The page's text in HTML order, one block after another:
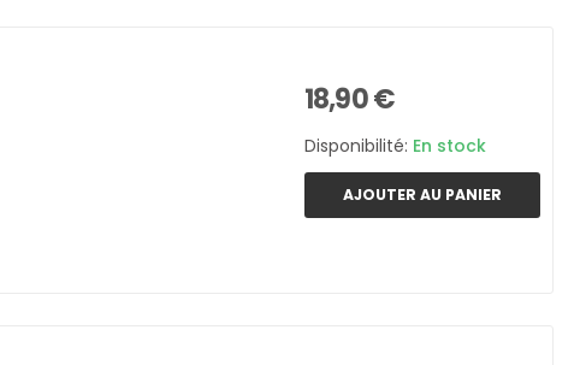
18,90 €
Disponibilité: En stock
AJOUTER AU PANIER